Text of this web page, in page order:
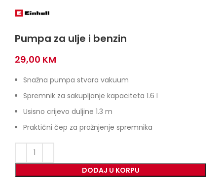
Pumpa za ulje i benzin
29,00 KM
Snažna pumpa stvara vakuum
Spremnik za sakupljanje kapaciteta 1.6 l
Usisno crijevo duljine 1.3 m
Praktični čep za pražnjenje spremnika
DODAJ U KORPU